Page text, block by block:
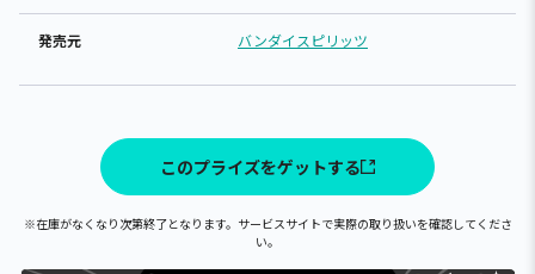
発売元 バンダイスピリッツ
このプライズをゲットする
※在庫がなくなり次第終了となります。サービスサイトで実際の取り扱いを確認してくださ
い。